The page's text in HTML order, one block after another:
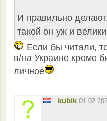
И правильно
такой он уж и
Если бы читали,
в/на Украине кроме
личное
kubik